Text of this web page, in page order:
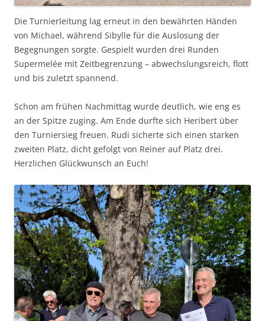
Die Turnierleitung lag erneut in den bewährten Händen
von Michael, während Sibylle für die Auslosung der
Begegnungen sorgte. Gespielt wurden drei Runden
Supermelée mit Zeitbegrenzung – abwechslungsreich, flott
und bis zuletzt spannend.
Schon am frühen Nachmittag wurde deutlich, wie eng es
an der Spitze zuging. Am Ende durfte sich Heribert über
den Turniersieg freuen. Rudi sicherte sich einen starken
zweiten Platz, dicht gefolgt von Reiner auf Platz drei.
Herzlichen Glückwunsch an Euch!